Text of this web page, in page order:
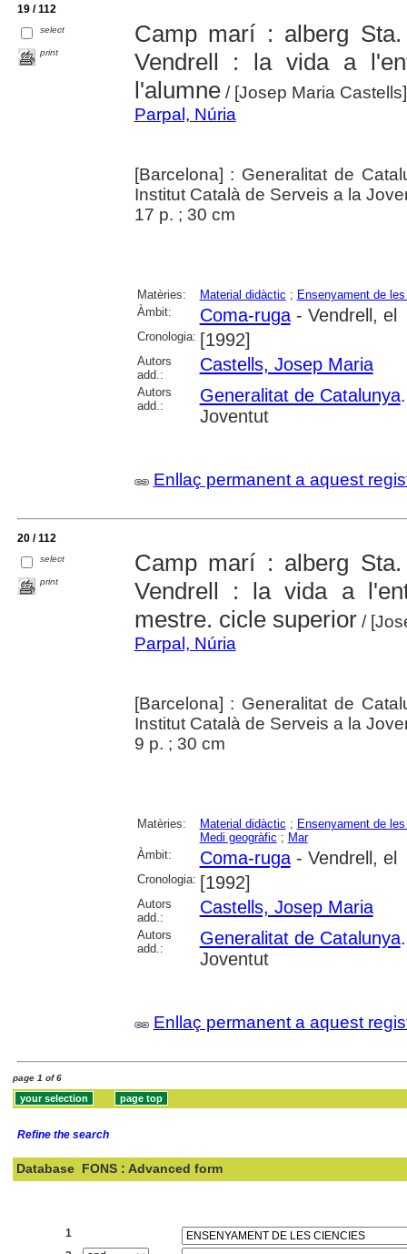
19 / 112
select
print
Camp marí : alberg
Vendrell : la vida a
l'alumne/ [Josep Maria Castells]
Parpal, Núria
[Barcelona] : Generalitat de
Institut Català de Serveis a la
17 p. ; 30 cm
Matèries: Material didàctic ; Ensenyament de
Àmbit:
Coma-ruga- Vendrell, el
Cronologia: [1992]
Autors
add.:
Castells, Josep Maria
Autors
add.:
Generalitat de Catalunya
Joventut
Enllaç permanent a aquest
20 / 112
select
print
Camp marí : alberg
Vendrell : la vida a
mestre. cicle superior/
Parpal, Núria
[Barcelona] : Generalitat de
Institut Català de Serveis a la
9 p. ; 30 cm
Matèries: Material didàctic ; Ensenyament de
Medi geogràfic ; Mar
Àmbit:
Coma-ruga- Vendrell, el
Cronologia: [1992]
Autors
add.:
Castells, Josep Maria
Autors
add.:
Generalitat de Catalunya
Joventut
Enllaç permanent a aquest
page 1 of 6
Refine the search
Database FONS : Advanced form
1